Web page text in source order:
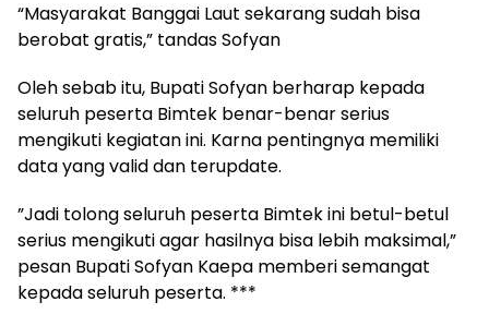
“Masyarakat Banggai Laut sekarang sudah bisa
berobat gratis,” tandas Sofyan
Oleh sebab itu, Bupati Sofyan berharap kepada
seluruh peserta Bimtek benar-benar serius
mengikuti kegiatan ini. Karna pentingnya memiliki
data yang valid dan terupdate.
”Jadi tolong seluruh peserta Bimtek ini betul-betul
serius mengikuti agar hasilnya bisa lebih maksimal,”
pesan Bupati Sofyan Kaepa memberi semangat
kepada seluruh peserta. ***